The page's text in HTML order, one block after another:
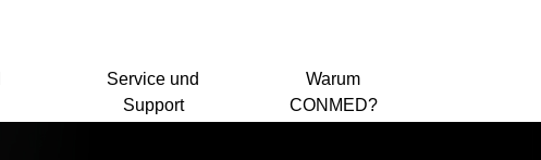
Service und
Support
Warum
CONMED?